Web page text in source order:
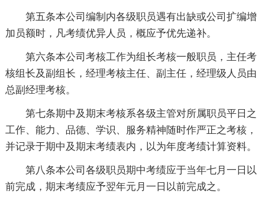
第五条本公司编制内各级职员遇有出缺或公司扩编增
加员额时，凡考绩优异人员，概应予优先递补。
第六条本公司考核工作为组长考核一般职员，主任考
核组长及副组长，经理考核主任、副主任，经理级人员由
总副经理考核。
第七条期中及期末考核系各级主管对所属职员平日之
工作、能力、品德、学识、服务精神随时作严正之考核，
并记录于期中及期末考绩表内，以为年度考绩计算资料。
第八条本公司各级职员期中考绩应于当年七月一日以
前完成，期末考绩应予翌年元月一日以前完成之。